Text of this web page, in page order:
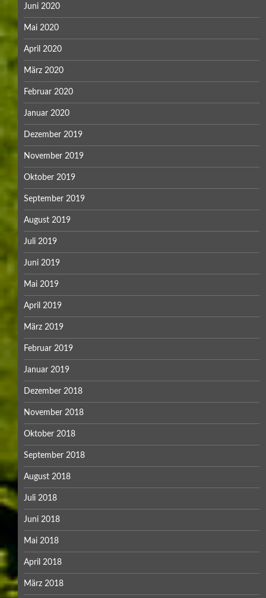
Juni 2020
Mai 2020
April 2020
März 2020
Februar 2020
Januar 2020
Dezember 2019
November 2019
Oktober 2019
September 2019
August 2019
Juli 2019
Juni 2019
Mai 2019
April 2019
März 2019
Februar 2019
Januar 2019
Dezember 2018
November 2018
Oktober 2018
September 2018
August 2018
Juli 2018
Juni 2018
Mai 2018
April 2018
März 2018